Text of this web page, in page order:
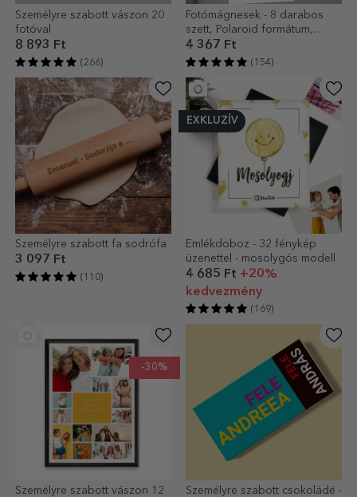
Személyre szabott vászon 20
fotóval
8 893 Ft
(266)
Fotómágnesek - 8 darabos
szett, Polaroid formátum,
10x12 cm
4 367 Ft
(154)
Személyre szabott fa sodrófa
3 097 Ft
(110)
EXKLUZÍV
Emlékdoboz - 32 fénykép
üzenettel - mosolygós modell
4 685 Ft +20%
kedvezmény
(169)
-30%
Személyre szabott vászon 12
Személyre szabott csokoládé -